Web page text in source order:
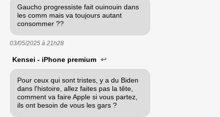
Gaucho progressiste fait ouinouin dans
les comm mais va toujours autant
consommer ??
03/05/2025 à 21h28
Kensei - iPhone premium ↩
Pour ceux qui sont tristes, y a du Biden
dans l'histoire, allez faites pas la tête,
comment va faire Apple si vous partez,
ils ont besoin de vous les gars ?